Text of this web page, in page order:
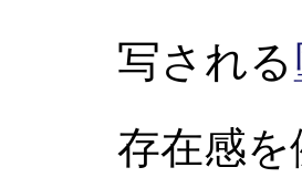
写される
存在感